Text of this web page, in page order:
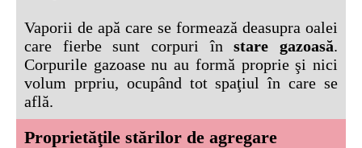
Vaporii de apă care se formează deasupra oalei
care fierbe sunt corpuri înstare gazoasă.
Corpurile gazoase nu au formă proprie şi nici
volum prpriu, ocupând tot spaţiul în care se
află.
Proprietăţile stărilor de agregare